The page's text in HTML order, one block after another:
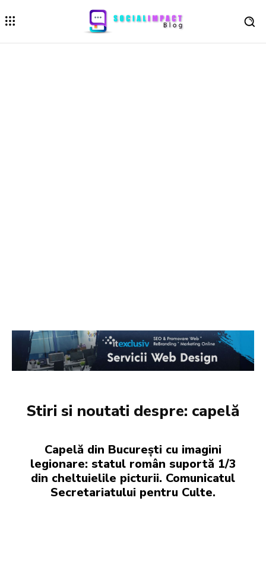
Stiri si noutati despre: capelă
Capelă din București cu imagini
legionare: statul român suportă 1/3
din cheltuielile picturii. Comunicatul
Secretariatului pentru Culte.